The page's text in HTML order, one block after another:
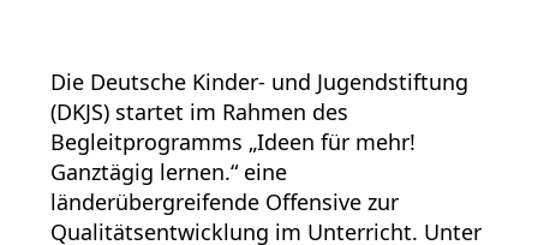
Die Deutsche Kinder- und Jugendstiftung
(DKJS) startet im Rahmen des
Begleitprogramms „Ideen für mehr!
Ganztägig lernen.“ eine
länderübergreifende Offensive zur
Qualitätsentwicklung im Unterricht. Unter